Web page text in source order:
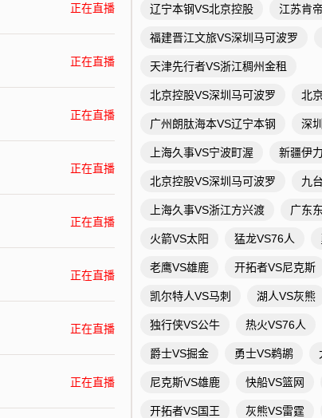
正在直播
正在直播
正在直播
正在直播
正在直播
正在直播
正在直播
正在直播
辽宁本钢VS北京控股 江苏肯
福建晋江文旅VS深圳马可波罗
天津先行者VS浙江稠州金租
北京控股VS深圳马可波罗 北
广州朗肽海本VS辽宁本钢 深
上海久事VS宁波町渥 新疆伊
北京控股VS深圳马可波罗 九
上海久事VS浙江方兴渡 广东
火箭VS太阳 猛龙VS76人
老鹰VS雄鹿 开拓者VS尼克斯
凯尔特人VS马刺 湖人VS灰熊
独行侠VS公牛 热火VS76人
爵士VS掘金 勇士VS鹈鹕
尼克斯VS雄鹿 快船VS篮网
开拓者VS国王 灰熊VS雷霆